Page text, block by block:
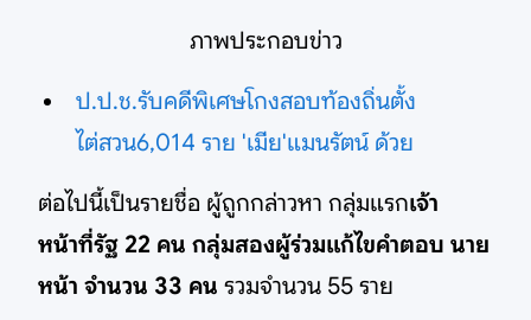
ภาพประกอบข่าว
ป.ป.ช.รับคดีพิเศษโกงสอบท้องถิ่นตั้ง
ไต่สวน6,014 ราย 'เมีย'แมนรัตน์ ด้วย
ต่อไปนี้เป็นรายชื่อ ผู้ถูกกล่าวหา กลุ่มแรกเจ้า
หน้าที่รัฐ 22 คน กลุ่มสองผู้ร่วมแก้ไขคำตอบ นาย
หน้า จำนวน 33 คน รวมจำนวน 55 ราย